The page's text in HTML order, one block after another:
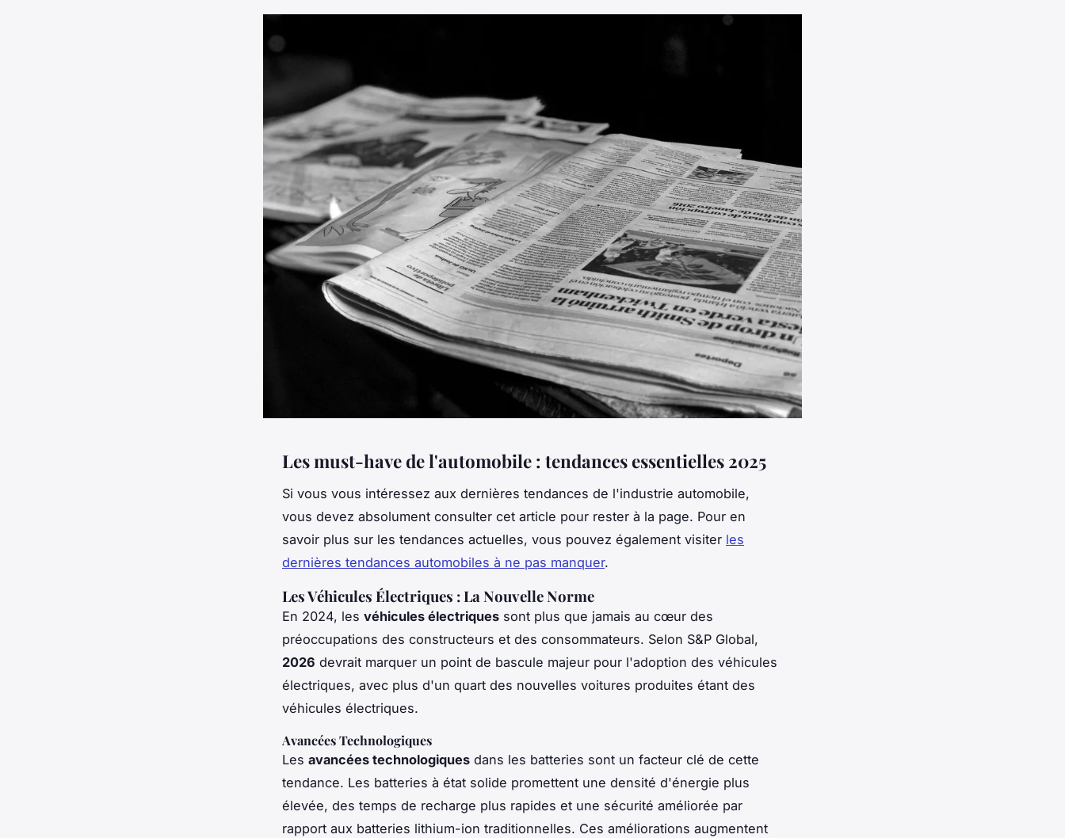
Les must-have de l'automobile : tendances essentielles 2025
Si vous vous intéressez aux dernières tendances de l'industrie automobile,
vous devez absolument consulter cet article pour rester à la page. Pour en
savoir plus sur les tendances actuelles, vous pouvez également visiter les
dernières tendances automobiles à ne pas manquer.
Les Véhicules Électriques : La Nouvelle Norme
En 2024, les véhicules électriques sont plus que jamais au cœur des
préoccupations des constructeurs et des consommateurs. Selon S&P Global,
2026 devrait marquer un point de bascule majeur pour l'adoption des véhicules
électriques, avec plus d'un quart des nouvelles voitures produites étant des
véhicules électriques.
Avancées Technologiques
Les avancées technologiques dans les batteries sont un facteur clé de cette
tendance. Les batteries à état solide promettent une densité d'énergie plus
élevée, des temps de recharge plus rapides et une sécurité améliorée par
rapport aux batteries lithium-ion traditionnelles. Ces améliorations augmentent